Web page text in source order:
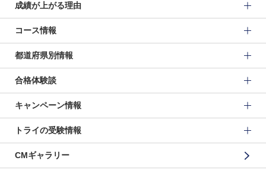
成績が上がる理由
コース情報
都道府県別情報
合格体験談
キャンペーン情報
トライの受験情報
CMギャラリー